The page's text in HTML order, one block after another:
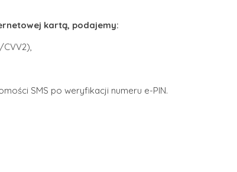
kartą, podajemy:
SMS po weryfikacji numeru e-PIN.